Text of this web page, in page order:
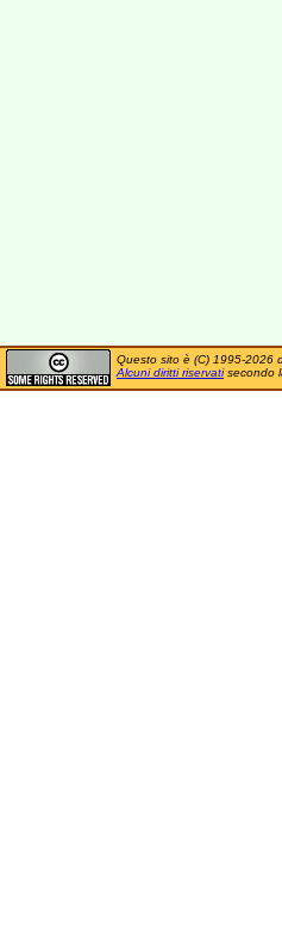
Questo sito è (C) 1995-2026
Alcuni diritti riservatisecondo